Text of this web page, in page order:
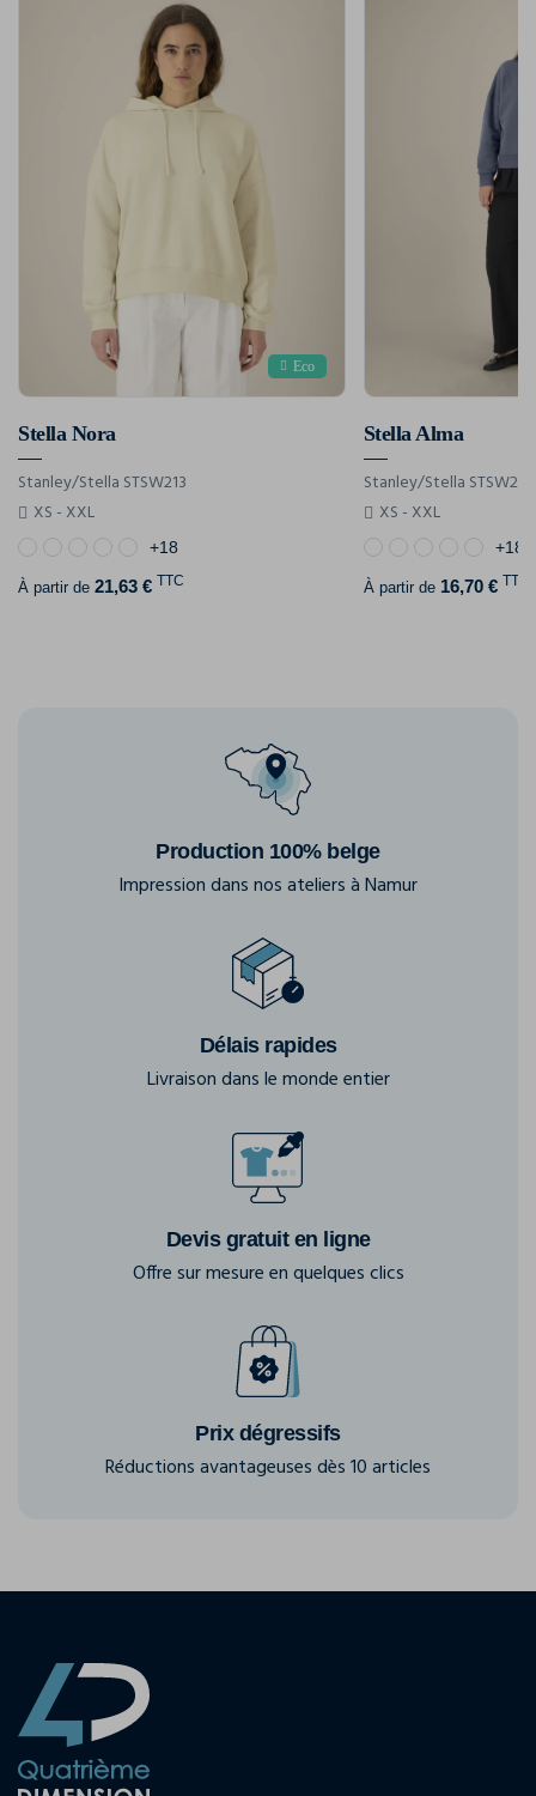
Eco
Stella Nora
Stanley/Stella STSW213
XS - XXL
+18
À partir de 21,63 € TTC
Stella Alma
Stanley/Stella STSW212
XS - XXL
+18
À partir de 16,70 € TTC
Production 100% belge
Impression dans nos ateliers à Namur
Délais rapides
Livraison dans le monde entier
Devis gratuit en ligne
Offre sur mesure en quelques clics
Prix dégressifs
Réductions avantageuses dès 10 articles